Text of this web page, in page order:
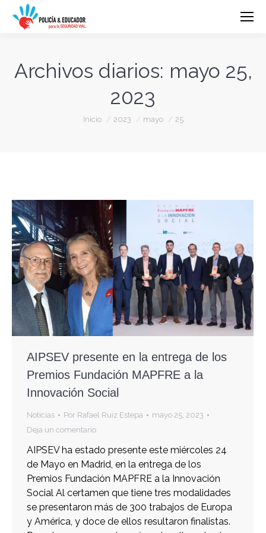
Archivos diarios: mayo 25,
2023
Estás aquí:
Inicio 2023 mayo 25
AIPSEV presente en la entrega de los
Premios Fundación MAPFRE a la
Innovación Social
Noticias Por Rafael Ruiz Estepa
mayo 25, 2023
Deja un comentario
AIPSEV ha estado presente este miércoles 24
de Mayo en Madrid, en la entrega de los
Premios Fundación MAPFRE a la Innovación
Social Al certamen que tiene tres modalidades
se presentaron más de 300 trabajos de Europa
y América, y doce de ellos resultaron finalistas.